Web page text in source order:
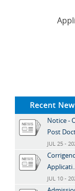
Recent
Notice -
Post
JUL 25 -
JUL 10 -